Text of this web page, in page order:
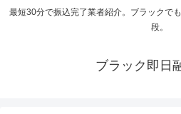
最短30分で振込完了業者紹介。ブラックで
段。
ブラック即日